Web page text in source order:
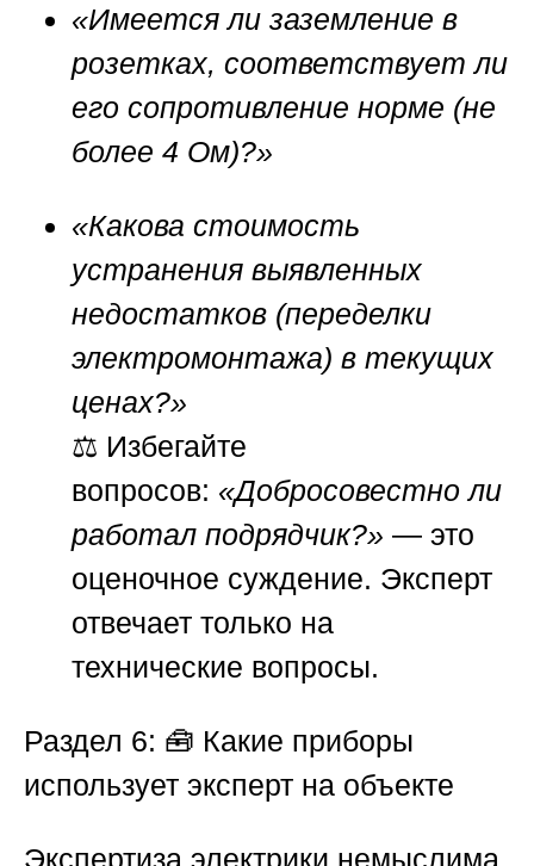
«Имеется ли заземление в
розетках, соответствует ли
его сопротивление норме (не
более 4 Ом)?»
«Какова стоимость
устранения выявленных
недостатков (переделки
электромонтажа) в текущих
ценах?»
⚖️ Избегайте
вопросов: «Добросовестно ли
работал подрядчик?» — это
оценочное суждение. Эксперт
отвечает только на
технические вопросы.
Раздел 6: 🧰 Какие приборы
использует эксперт на объекте
Экспертиза электрики немыслима